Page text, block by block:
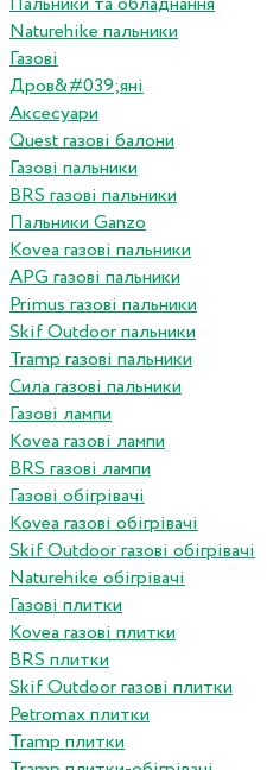
Naturehike пальники
Газові
Дров&#039;яні
Аксесуари
Quest газові балони
Газові пальники
BRS газові пальники
Пальники Ganzo
Kovea газові пальники
APG газові пальники
Primus газові пальники
Skif Outdoor пальники
Tramp газові пальники
Сила газові пальники
Газові лампи
Kovea газові лампи
BRS газові лампи
Газові обігрівачі
Kovea газові обігрівачі
Skif Outdoor газові обігрівачі
Naturehike обігрівачі
Газові плитки
Kovea газові плитки
BRS плитки
Skif Outdoor газові плитки
Petromax плитки
Tramp плитки